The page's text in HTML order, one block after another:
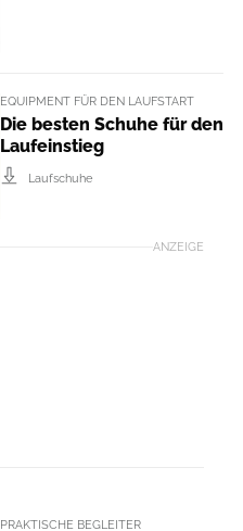
EQUIPMENT FÜR DEN LAUFSTART
Die besten Schuhe für den
Laufeinstieg
Laufschuhe
ANZEIGE
PRAKTISCHE BEGLEITER